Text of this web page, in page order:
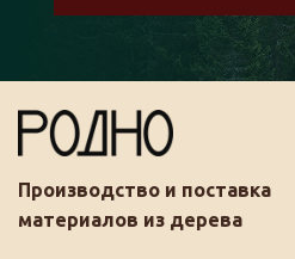
Производство и поставка
материалов из дерева